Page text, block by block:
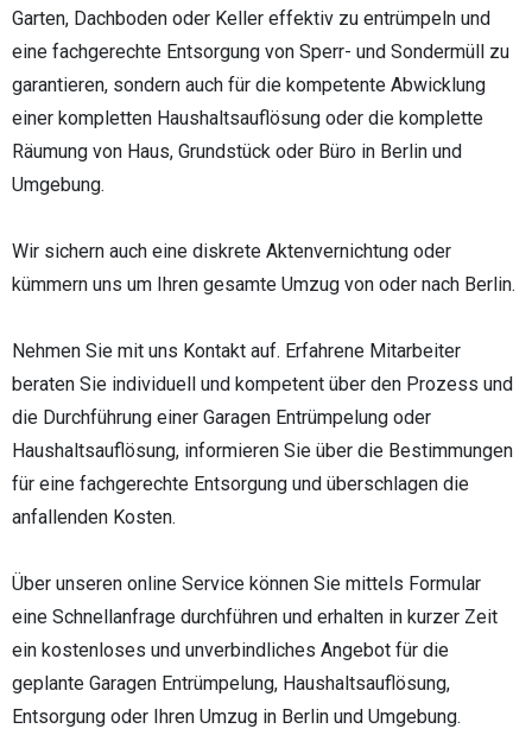
Garten, Dachboden oder Keller effektiv zu entrümpeln und
eine fachgerechte Entsorgung von Sperr- und Sondermüll zu
garantieren, sondern auch für die kompetente Abwicklung
einer kompletten Haushaltsauflösung oder die komplette
Räumung von Haus, Grundstück oder Büro in Berlin und
Umgebung.
Wir sichern auch eine diskrete Aktenvernichtung oder
kümmern uns um Ihren gesamte Umzug von oder nach Berlin.
Nehmen Sie mit uns Kontakt auf. Erfahrene Mitarbeiter
beraten Sie individuell und kompetent über den Prozess und
die Durchführung einer Garagen Entrümpelung oder
Haushaltsauflösung, informieren Sie über die Bestimmungen
für eine fachgerechte Entsorgung und überschlagen die
anfallenden Kosten.
Über unseren online Service können Sie mittels Formular
eine Schnellanfrage durchführen und erhalten in kurzer Zeit
ein kostenloses und unverbindliches Angebot für die
geplante Garagen Entrümpelung, Haushaltsauflösung,
Entsorgung oder Ihren Umzug in Berlin und Umgebung.